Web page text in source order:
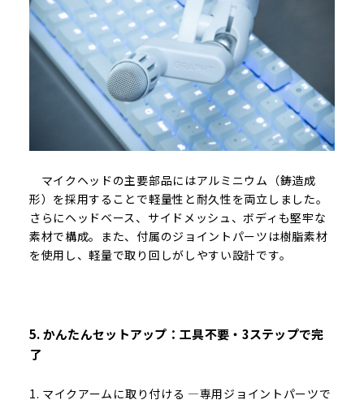
マイクヘッドの主要部品にはアルミニウム（鋳造成
形）を採用することで軽量性と耐久性を両立しました。
さらにヘッドベース、サイドメッシュ、ボディも堅牢な
素材で構成。また、付属のジョイントパーツは樹脂素材
を使用し、軽量で取り回しがしやすい設計です。
5. かんたんセットアップ：工具不要・3ステップで完
了
1. マイクアームに取り付ける ―専用ジョイントパーツで